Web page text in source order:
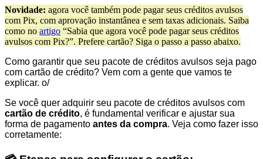
Novidade: agora você também pode pagar seus créditos avulsos
com Pix, com aprovação instantânea e sem taxas adicionais. Saiba
como no artigo “Sabia que agora você pode pagar seus créditos
avulsos com Pix?”. Prefere cartão? Siga o passo a passo abaixo.
Como garantir que seu pacote de créditos avulsos seja pago
com cartão de crédito? Vem com a gente que vamos te
explicar. o/
Se você quer adquirir seu pacote de créditos avulsos com
cartão de crédito, é fundamental verificar e ajustar sua
forma de pagamento antes da compra. Veja como fazer isso
corretamente: